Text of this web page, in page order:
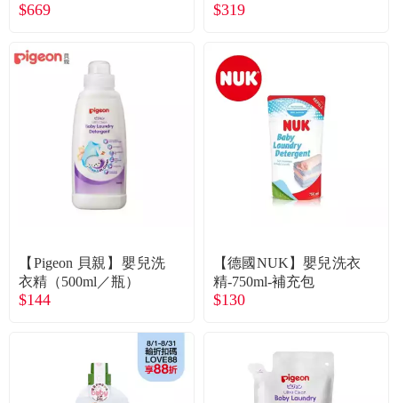
折價券、紅利說明
(1000mlX3瓶) 廠商直送
$669
50ml*2包/組
$319
【Pigeon 貝親】嬰兒洗
衣精（500ml／瓶）
$144
【德國NUK】嬰兒洗衣
精-750ml-補充包
$130